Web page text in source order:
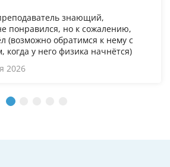
знающий,
понравился, но к сожалению,
(возможно обратимся к нему с
у него физика начнётся)
2026